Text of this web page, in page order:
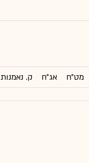
מט"ח אג"ח ק. נאמנות